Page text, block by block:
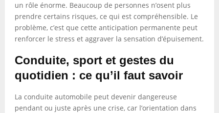
un rôle énorme. Beaucoup de personnes n’osent plus
prendre certains risques, ce qui est compréhensible. Le
problème, c’est que cette anticipation permanente peut
renforcer le stress et aggraver la sensation d’épuisement.
Conduite, sport et gestes du
quotidien : ce qu’il faut savoir
La conduite automobile peut devenir dangereuse
pendant ou juste après une crise, car l’orientation dans